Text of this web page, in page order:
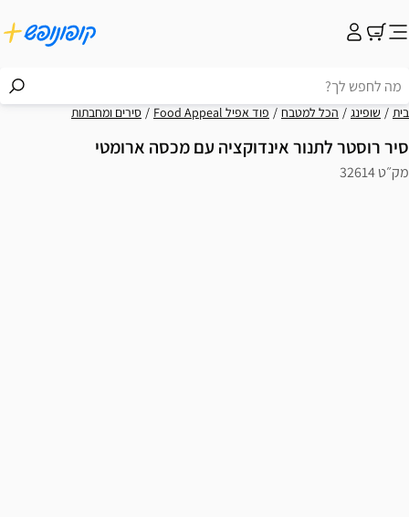
בית שופינג הכל למטבח פוד אפיל Food Appeal סירים ומחבתות
סיר רוסטר לתנור אינדוקציה עם מכסה ארומטי
מק״ט 32614